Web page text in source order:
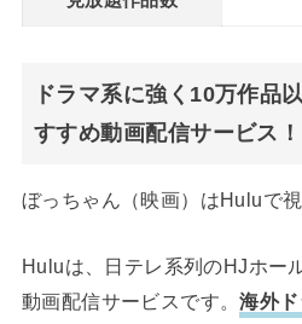
ドラマ系に強く10万作品
すすめ動画配信サービス！
ぼっちゃん（映画）はHuluで
Huluは、日テレ系列のHJホー
動画配信サービスです。海外